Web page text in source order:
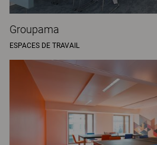
Groupama
ESPACES DE TRAVAIL